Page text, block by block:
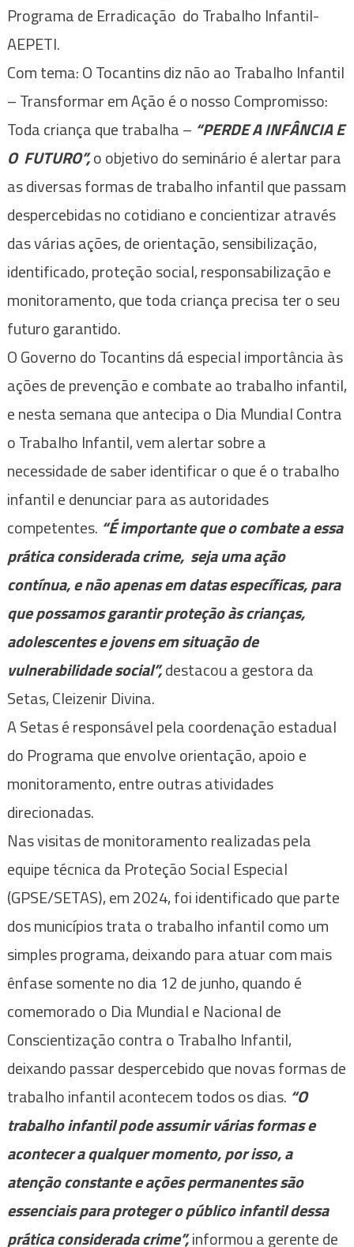
Programa de Erradicação do Trabalho Infantil-
AEPETI.
Com tema: O Tocantins diz não ao Trabalho Infantil
– Transformar em Ação é o nosso Compromisso:
Toda criança que trabalha – “PERDE A INFÂNCIA E
O FUTURO”,o objetivo do seminário é alertar para
as diversas formas de trabalho infantil que passam
despercebidas no cotidiano e concientizar através
das várias ações, de orientação, sensibilização,
identificado, proteção social, responsabilização e
monitoramento, que toda criança precisa ter o seu
futuro garantido.
O Governo do Tocantins dá especial importância às
ações de prevenção e combate ao trabalho infantil,
e nesta semana que antecipa o Dia Mundial Contra
o Trabalho Infantil, vem alertar sobre a
necessidade de saber identificar o que é o trabalho
infantil e denunciar para as autoridades
competentes. “É importante que o combate a essa
prática considerada crime, seja uma ação
contínua, e não apenas em datas específicas, para
que possamos garantir proteção às crianças,
adolescentes e jovens em situação de
vulnerabilidade social”,destacou a gestora da
Setas, Cleizenir Divina.
A Setas é responsável pela coordenação estadual
do Programa que envolve orientação, apoio e
monitoramento, entre outras atividades
direcionadas.
Nas visitas de monitoramento realizadas pela
equipe técnica da Proteção Social Especial
(GPSE/SETAS), em 2024, foi identificado que parte
dos municípios trata o trabalho infantil como um
simples programa, deixando para atuar com mais
ênfase somente no dia 12 de junho, quando é
comemorado o Dia Mundial e Nacional de
Conscientização contra o Trabalho Infantil,
deixando passar despercebido que novas formas de
trabalho infantil acontecem todos os dias. “O
trabalho infantil pode assumir várias formas e
acontecer a qualquer momento, por isso, a
atenção constante e ações permanentes são
essenciais para proteger o público infantil dessa
prática considerada crime”,informou a gerente de